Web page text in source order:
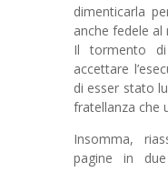
dimenticarla
anche fedele al
Il tormento
accettare
di esser stato
fratellanza che
Insomma,
pagine in